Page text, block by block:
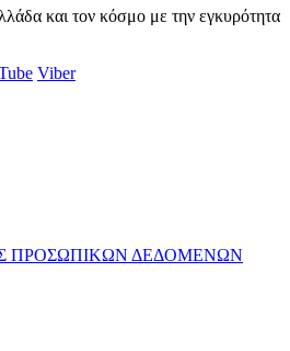
και τον κόσμο με την εγκυρότητα
Viber
ΠΡΟΣΩΠΙΚΩΝ ΔΕΔΟΜΕΝΩΝ